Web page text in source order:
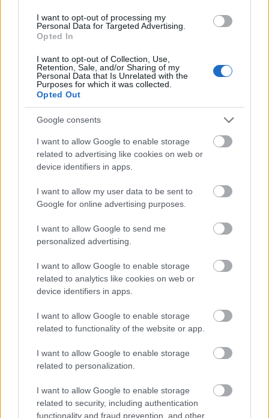
I want to opt-out of processing my
Personal Data for Targeted Advertising.
Opted In
I want to opt-out of Collection, Use,
Retention, Sale, and/or Sharing of my
Personal Data that Is Unrelated with the
Purposes for which it was collected.
Opted Out
Google consents
I want to allow Google to enable storage
related to advertising like cookies on web or
device identifiers in apps.
I want to allow my user data to be sent to
Google for online advertising purposes.
I want to allow Google to send me
personalized advertising.
I want to allow Google to enable storage
related to analytics like cookies on web or
device identifiers in apps.
I want to allow Google to enable storage
related to functionality of the website or app.
I want to allow Google to enable storage
related to personalization.
I want to allow Google to enable storage
related to security, including authentication
functionality and fraud prevention, and other
Muzsikál az M3
•2014. január 13.
Patrick Snijers, a belga rali-legenda, aki 1988-ban a
amikor megnyerte a Manx TT-t. Tudják, amit Man-
szigetén rendeztek és melyet sok rali-pilóta túl
gyorsnak titulált. Snijers nem. És kifújta az orrát az